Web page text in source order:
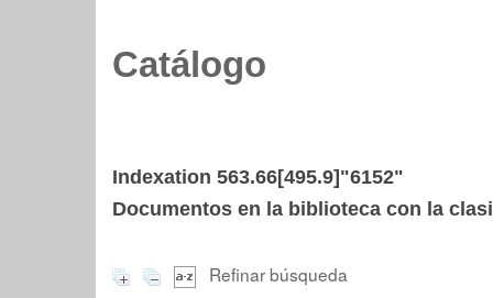
Catálogo
Indexation 563.66[495.9]"6152"
Documentos en la biblioteca con la
Refinar búsqueda